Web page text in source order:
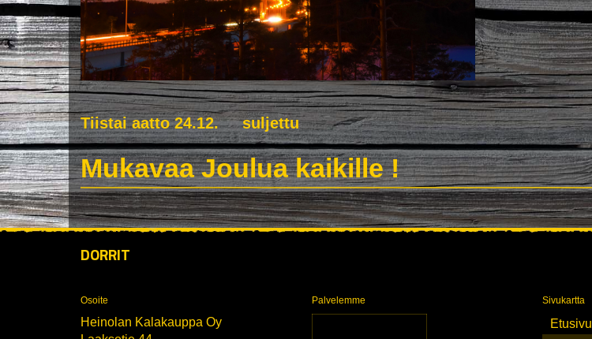
Tiistai aatto 24.12. suljettu
Mukavaa Joulua kaikille !
DORRIT
Osoite
Heinolan Kalakauppa Oy
Palvelemme Sivukartta
Etusivu